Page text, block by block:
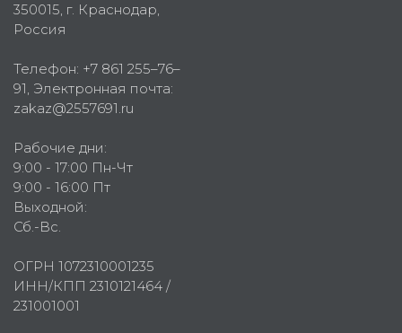
350015, г. Краснодар,
Россия
Телефон: +7 861 255–76–
91, Электронная почта:
zakaz@2557691.ru
Рабочие дни:
9:00 - 17:00 Пн-Чт
9:00 - 16:00 Пт
Выходной:
Сб.-Вс.
ОГРН 1072310001235
ИНН/КПП 2310121464 /
231001001